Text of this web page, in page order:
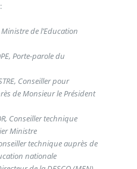
de l’Education
Porte-parole du
Conseiller pour
de Monsieur le Président
Conseiller technique
Ministre
technique auprès de
nationale